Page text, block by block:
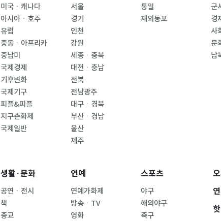
미국ㆍ캐나다
아시아ㆍ호주
유럽
중동ㆍ아프리카
중남미
국제경제
기후변화
국제기구
피플&피플
지구촌화제
국제일반
서울
경기
인천
강원
세종ㆍ충북
대전ㆍ충남
전북
전남광주
대구ㆍ경북
부산ㆍ경남
울산
제주
통일
재외동포
군
경
사
문
남
생활·문화
공연ㆍ전시
책
종교
연예
연예가화제
방송ㆍTV
영화
스포츠
야구
해외야구
축구